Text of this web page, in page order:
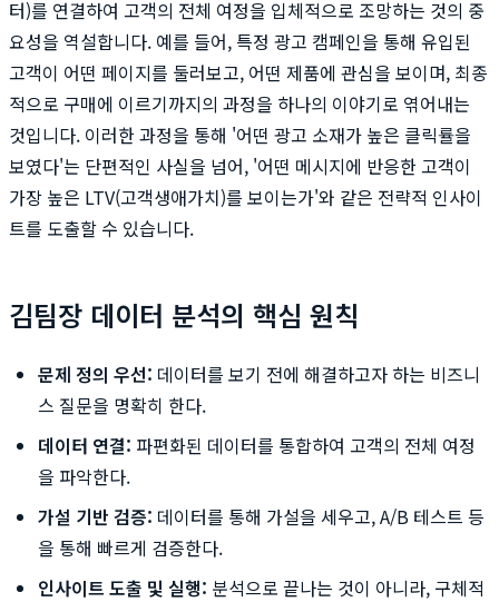
터)를 연결하여 고객의 전체 여정을 입체적으로 조망하는 것의 중
요성을 역설합니다. 예를 들어, 특정 광고 캠페인을 통해 유입된
고객이 어떤 페이지를 둘러보고, 어떤 제품에 관심을 보이며, 최종
적으로 구매에 이르기까지의 과정을 하나의 이야기로 엮어내는
것입니다. 이러한 과정을 통해 '어떤 광고 소재가 높은 클릭률을
보였다'는 단편적인 사실을 넘어, '어떤 메시지에 반응한 고객이
가장 높은 LTV(고객생애가치)를 보이는가'와 같은 전략적 인사이
트를 도출할 수 있습니다.
김팀장 데이터 분석의 핵심 원칙
문제 정의 우선: 데이터를 보기 전에 해결하고자 하는 비즈니
스 질문을 명확히 한다.
데이터 연결: 파편화된 데이터를 통합하여 고객의 전체 여정
을 파악한다.
가설 기반 검증: 데이터를 통해 가설을 세우고, A/B 테스트 등
을 통해 빠르게 검증한다.
인사이트 도출 및 실행: 분석으로 끝나는 것이 아니라, 구체적